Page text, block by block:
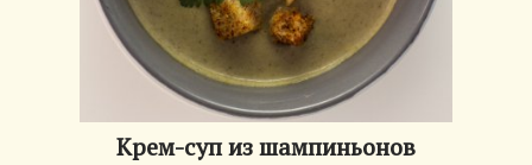
Крем-суп из шампиньонов